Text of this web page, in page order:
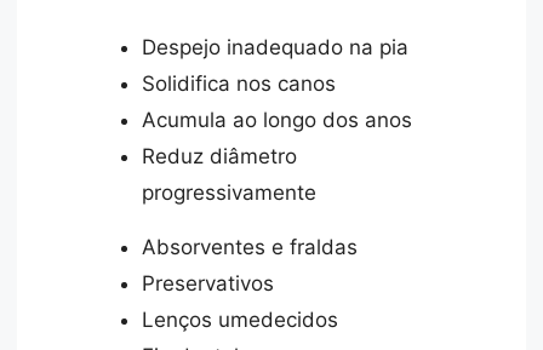
Despejo inadequado na pia
Solidifica nos canos
Acumula ao longo dos anos
Reduz diâmetro
progressivamente
Absorventes e fraldas
Preservativos
Lenços umedecidos